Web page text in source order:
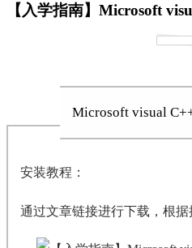
【入学指南】Microsoft
Microsoft visual
安装教程：
通过文章链接进行下载，根据